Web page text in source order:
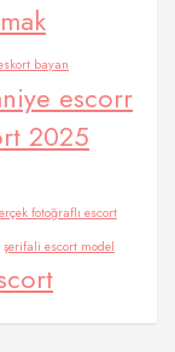
bayan
escorr
2025
fotoğraflı escort
şerifali escort model